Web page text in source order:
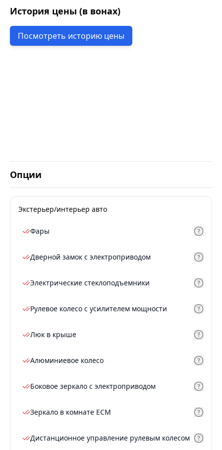
История цены (в вонах)
Посмотреть историю цены
Опции
Экстерьер/интерьер авто
Фары
Дверной замок с электроприводом
Электрические стеклоподъемники
Рулевое колесо с усилителем мощности
Люк в крыше
Алюминиевое колесо
Боковое зеркало с электроприводом
Зеркало в комнате ECM
Дистанционное управление рулевым колесом